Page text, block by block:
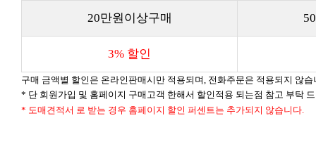
20만원이상구매
3% 할인
구매 금액별 할인은 온라인판매시만 적용되며, 전화주문은 적용되지 않습
* 단 회원가입 및 홈페이지 구매고객 한해서 할인적용 되는점 참고 부탁
* 도매견적서 로 받는 경우 홈페이지 할인 퍼센트는 추가되지 않습니다.